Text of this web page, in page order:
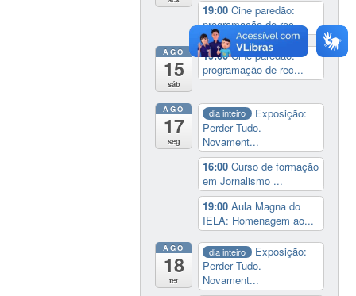
19:00Cine paredão:
programação de rec...
AGO
15
sáb
19:00Cine paredão:
programação de rec...
AGO
17
seg
dia inteiro
Exposição:
Perder Tudo.
Novament...
16:00Curso de formação
em Jornalismo ...
19:00Aula Magna do
IELA: Homenagem ao...
AGO
18
ter
dia inteiro
Exposição:
Perder Tudo.
Novament...